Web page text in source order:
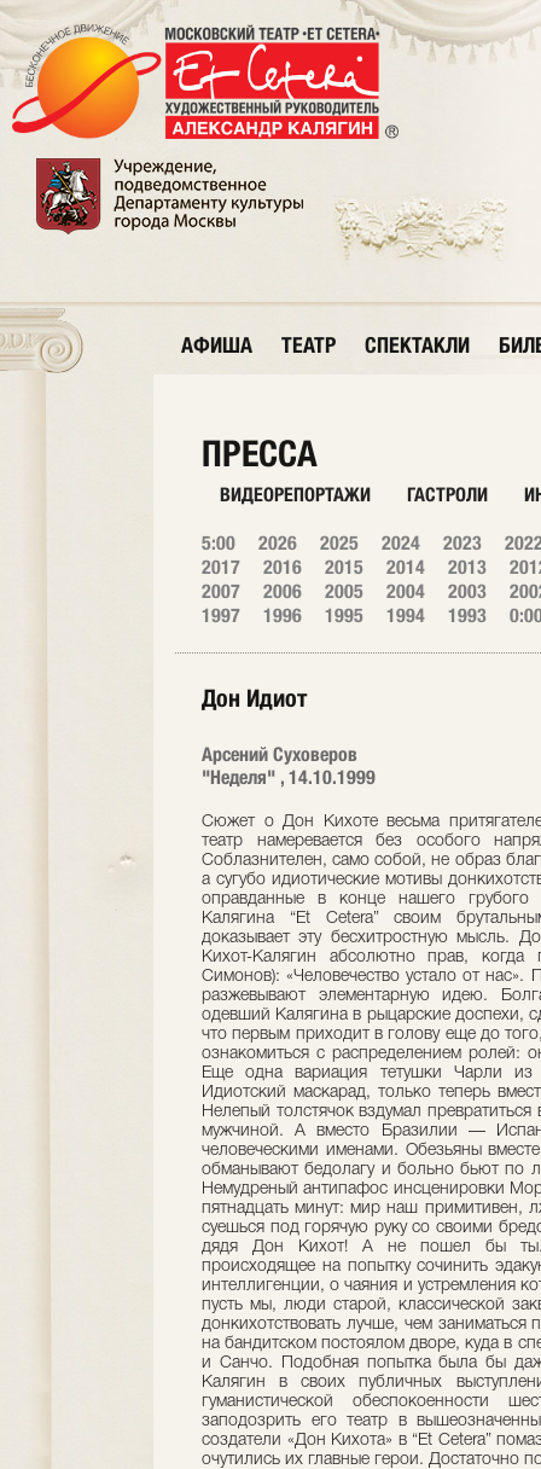
АФИША ТЕАТР СПЕКТАКЛИ
ПРЕССА
ВИДЕОРЕПОРТАЖИ ГАСТРОЛИ
5:00 2026 2025 2024 2023
2017
2016 2015 2014 2013
2007
2006 2005 2004 2003
1997
1996 1995 1994 1993
Дон Идиот
Арсений Суховеров
"Неделя" , 14.10.1999
Сюжет о Дон Кихоте весьма
театр намеревается без особого
Соблазнителен, само собой, не образ
а сугубо идиотические мотивы
оправданные в конце нашего грубого
Калягина “Et Cetera” своим
доказывает эту бесхитростную мысль.
Кихот-Калягин абсолютно прав,
Симонов): «Человечество устало от нас».
разжевывают элементарную идею.
одевший Калягина в рыцарские доспехи,
что первым приходит в голову еще до
ознакомиться с распределением ролей:
Еще одна вариация тетушки Чарли
Идиотский маскарад, только теперь
Нелепый толстячок вздумал
мужчиной. А вместо Бразилии —
человеческими именами. Обезьяны
обманывают бедолагу и больно бьют по
Немудреный антипафос инсценировки
пятнадцать минут: мир наш примитивен,
суешься под горячую руку со своими
дядя Дон Кихот! А не пошел бы
происходящее на попытку сочинить
интеллигенции, о чаяния и устремления
пусть мы, люди старой, классической
донкихотствовать лучше, чем заниматься
на бандитском постоялом дворе, куда в
и Санчо. Подобная попытка была бы
Калягин в своих публичных
гуманистической обеспокоенности
заподозрить его театр в
создатели «Дон Кихота» в “Et Cetera”
очутились их главные герои. Достаточно